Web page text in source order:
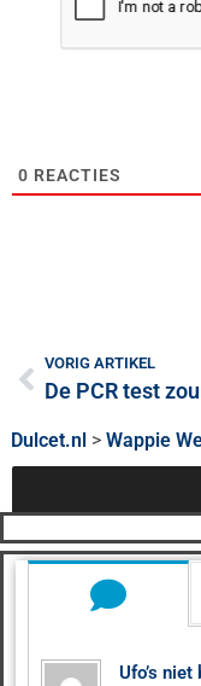
0 REACTIES
VORIG ARTIKEL
Dulcet.nl > Wappie
Ufo’s